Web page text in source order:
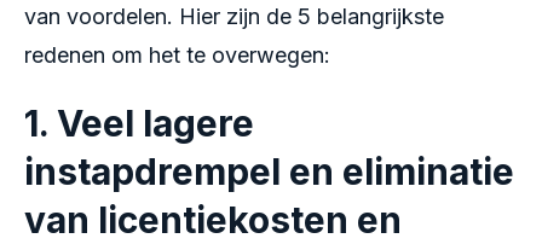
van voordelen. Hier zijn de 5 belangrijkste
redenen om het te overwegen:
1. Veel lagere
instapdrempel en eliminatie
van licentiekosten en